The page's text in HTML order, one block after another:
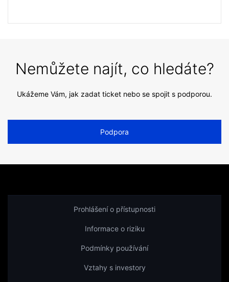
Nemůžete najít, co hledáte?
Ukážeme Vám, jak zadat ticket nebo se spojit s podporou.
Podpora
Prohlášení o přístupnosti
Informace o riziku
Podmínky používání
Vztahy s investory